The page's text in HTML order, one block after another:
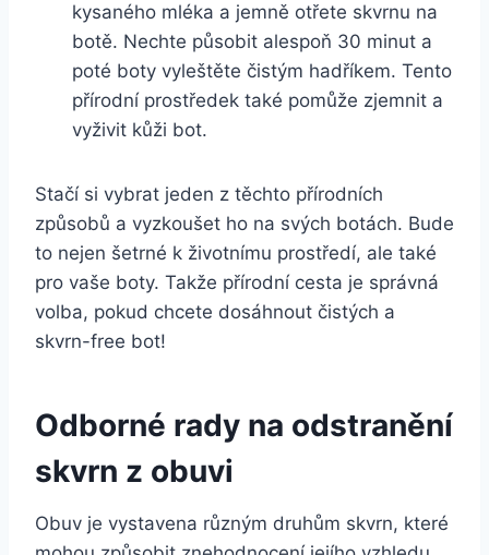
kysaného mléka a jemně ‍otřete⁣ skvrnu na⁣
botě. Nechte působit alespoň 30⁣ minut a
poté boty vyleštěte čistým hadříkem. ‌Tento
⁤přírodní prostředek‌ také pomůže zjemnit a
vyživit kůži bot.
Stačí si‌ vybrat ⁣jeden z těchto přírodních
způsobů a vyzkoušet ho na svých botách. Bude
to nejen šetrné k⁢ životnímu prostředí,‍ ale také
pro vaše⁣ boty.‌ Takže přírodní‌ cesta je ⁤správná
volba,⁢ pokud chcete⁢ dosáhnout ​čistých a
skvrn-free ‌bot!
Odborné rady na odstranění
skvrn z obuvi
Obuv je vystavena různým druhům skvrn, které